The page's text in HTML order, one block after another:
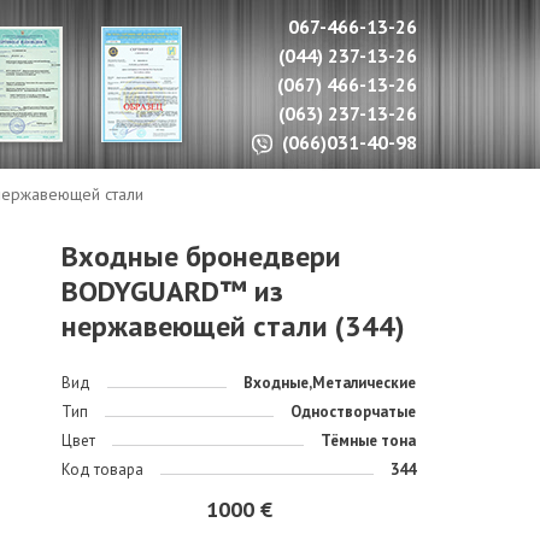
067-466-13-26
(044) 237-13-26
(067) 466-13-26
(063) 237-13-26
(066)031-40-98
стали
Входные бронедвери
BODYGUARD™ из
нержавеющей стали (344)
Вид
Входные,Металические
Тип
Одностворчатые
Цвет
Тёмные тона
Код товара
344
1000 €